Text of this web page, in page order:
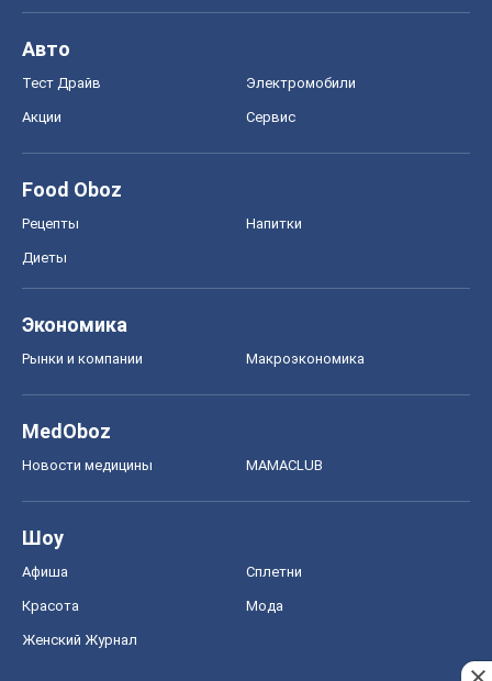
Авто
Тест Драйв Электромобили
Акции Сервис
Food Oboz
Рецепты Напитки
Диеты
Экономика
Рынки и компании Mакроэкономика
MedOboz
Новости медицины MAMACLUB
Шоу
Афиша Сплетни
Красота Мода
Женский Журнал